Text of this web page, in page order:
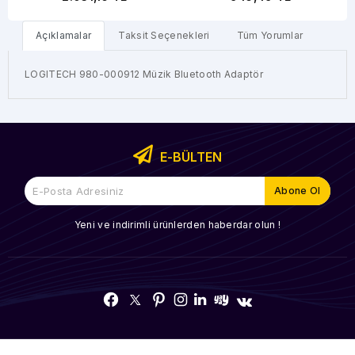
Açıklamalar Taksit Seçenekleri Tüm Yorumlar
LOGITECH 980-000912 Müzik Bluetooth Adaptör
E-BÜLTEN
Yeni ve indirimli ürünlerden haberdar olun !